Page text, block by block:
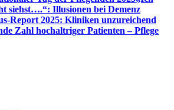
siehst….“: Illusionen bei Demenz
Report 2025: Kliniken unzureichend
Zahl hochaltriger Patienten – Pflege